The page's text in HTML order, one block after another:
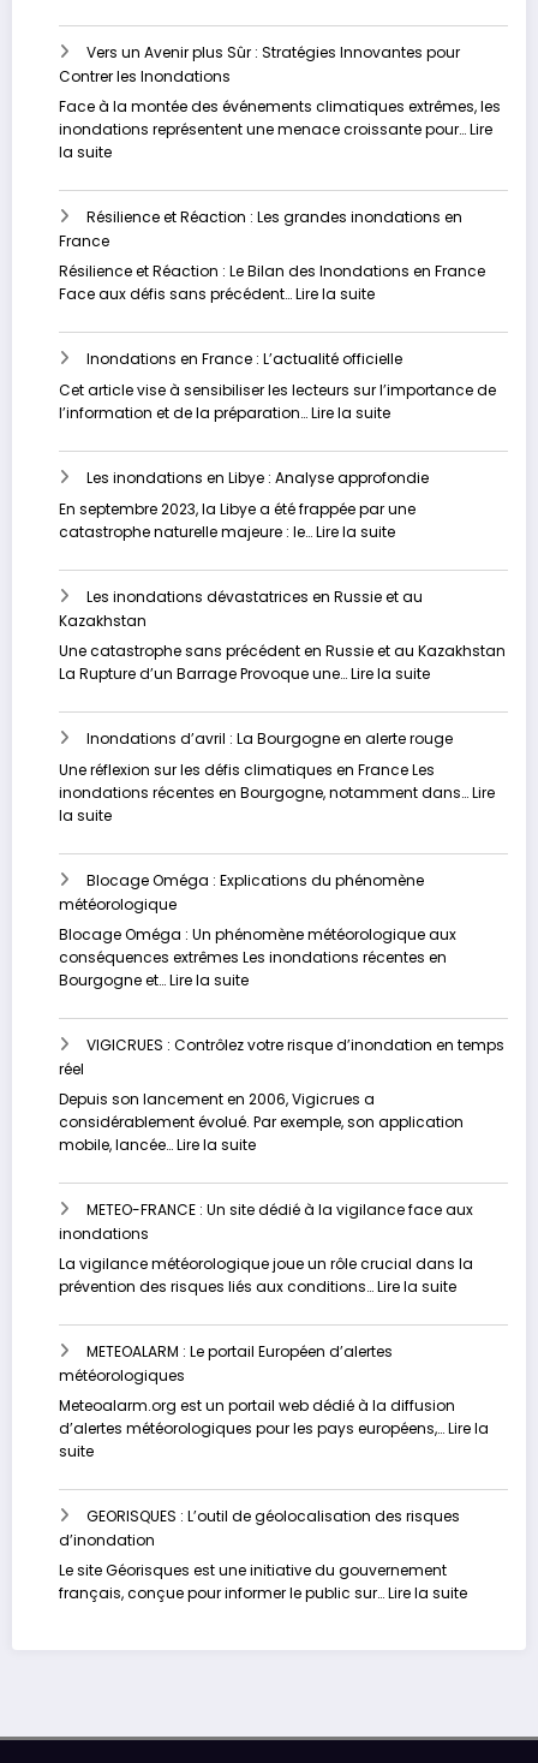
causes
et
se
préparer
pour
l’avenir
:
Un
estimé
Vers un Avenir plus Sûr : Stratégies Innovantes pour
Contrer les Inondations
Face à la montée des événements climatiques extrêmes, les
inondations représentent une menace croissante pour…Lire
la suite:
un
Avenir
Sûr
:
Innovantes
pour
les
Inondations
Résilience et Réaction : Les grandes inondations en
France
Résilience et Réaction : Le Bilan des Inondations en France
Face aux défis sans précédent…Lire la suite:
et
Réaction
:
Les
inondations
en
Inondations en France : L’actualité officielle
Cet article vise à sensibiliser les lecteurs sur l’importance de
l’information et de la préparation…Lire la suite:
en
France
:
L’actualité
Les inondations en Libye : Analyse approfondie
En septembre 2023, la Libye a été frappée par une
catastrophe naturelle majeure : le…Lire la suite:
inondations
en
:
Analyse
Les inondations dévastatrices en Russie et au
Kazakhstan
Une catastrophe sans précédent en Russie et au Kazakhstan
La Rupture d’un Barrage Provoque une…Lire la suite:
inondations
dévastatrices
en
Russie
Kazakhstan
Inondations d’avril : La Bourgogne en alerte rouge
Une réflexion sur les défis climatiques en France Les
inondations récentes en Bourgogne, notamment dans…Lire
la suite:
d’avril
:
La
Bourgogne
en
alerte
Blocage Oméga : Explications du phénomène
météorologique
Blocage Oméga : Un phénomène météorologique aux
conséquences extrêmes Les inondations récentes en
Bourgogne et…Lire la suite:
Oméga
:
du
phénomène
météorologique
VIGICRUES : Contrôlez votre risque d’inondation en temps
réel
Depuis son lancement en 2006, Vigicrues a
considérablement évolué. Par exemple, son application
mobile, lancée…Lire la suite:
:
Contrôlez
risque
d’inondation
temps
réel
METEO-FRANCE : Un site dédié à la vigilance face aux
inondations
La vigilance météorologique joue un rôle crucial dans la
prévention des risques liés aux conditions…Lire la suite:
FRANCE
dédié
vigilance
face
METEOALARM : Le portail Européen d’alertes
météorologiques
Meteoalarm.org est un portail web dédié à la diffusion
d’alertes météorologiques pour les pays européens,…Lire la
suite:
:
Le
portail
Européen
d’alertes
GEORISQUES : L’outil de géolocalisation des risques
d’inondation
Le site Géorisques est une initiative du gouvernement
français, conçue pour informer le public sur…Lire la suite: